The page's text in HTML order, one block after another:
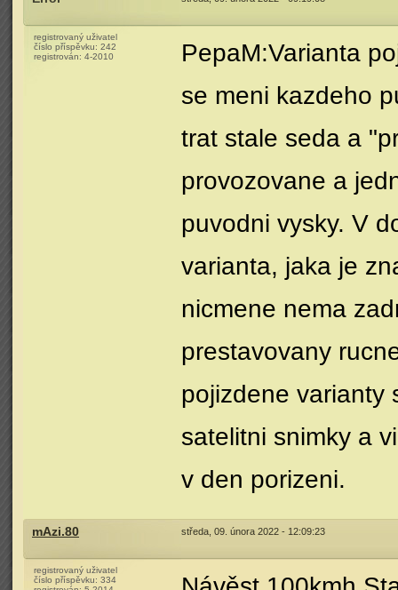
registrovaný uživatel
číslo příspěvku: 242
registrován: 4-2010
PepaM:Varianta
se meni kazdeho
trat stale seda a
provozovane a
puvodni vysky. V
varianta, jaka je
nicmene nema
prestavovany
pojizdene varianty
satelitni snimky a
v den porizeni.
mAzi.80 středa, 09. února 2022 - 12:09:23
registrovaný uživatel
číslo příspěvku: 334